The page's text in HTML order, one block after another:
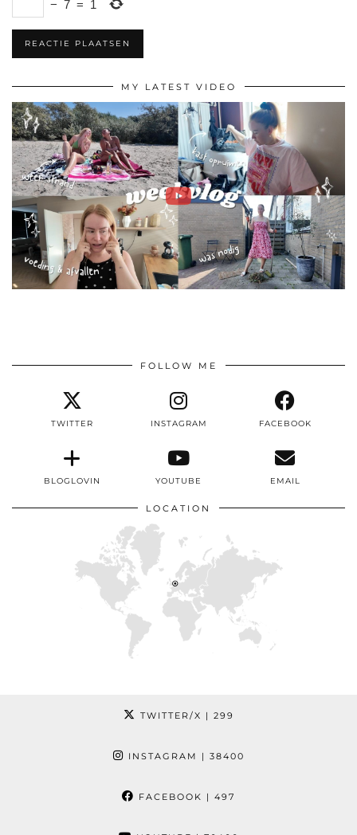
− 7 = 1
MY LATEST VIDEO
FOLLOW ME
TWITTER INSTAGRAM FACEBOOK
BLOGLOVIN YOUTUBE EMAIL
LOCATION
TWITTER/X | 299
INSTAGRAM | 38400
FACEBOOK | 497